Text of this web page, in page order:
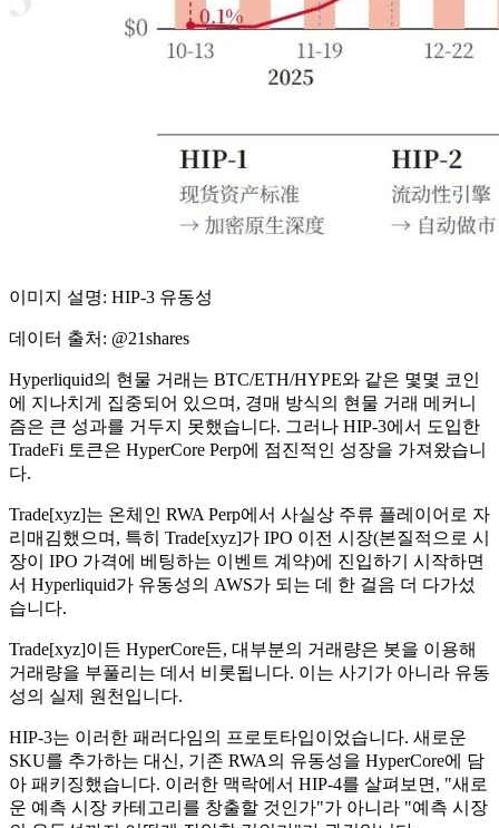
이미지 설명: HIP-3 유동성
데이터 출처: @21shares
Hyperliquid의 현물 거래는 BTC/ETH/HYPE와 같은 몇몇 코인
에 지나치게 집중되어 있으며, 경매 방식의 현물 거래 메커니
즘은 큰 성과를 거두지 못했습니다. 그러나 HIP-3에서 도입한
TradeFi 토큰은 HyperCore Perp에 점진적인 성장을 가져왔습니
다.
Trade[xyz]는 온체인 RWA Perp에서 사실상 주류 플레이어로 자
리매김했으며, 특히 Trade[xyz]가 IPO 이전 시장(본질적으로 시
장이 IPO 가격에 베팅하는 이벤트 계약)에 진입하기 시작하면
서 Hyperliquid가 유동성의 AWS가 되는 데 한 걸음 더 다가섰
습니다.
Trade[xyz]이든 HyperCore든, 대부분의 거래량은 봇을 이용해
거래량을 부풀리는 데서 비롯됩니다. 이는 사기가 아니라 유동
성의 실제 원천입니다.
HIP-3는 이러한 패러다임의 프로토타입이었습니다. 새로운
SKU를 추가하는 대신, 기존 RWA의 유동성을 HyperCore에 담
아 패키징했습니다. 이러한 맥락에서 HIP-4를 살펴보면, "새로
운 예측 시장 카테고리를 창출할 것인가"가 아니라 "예측 시장